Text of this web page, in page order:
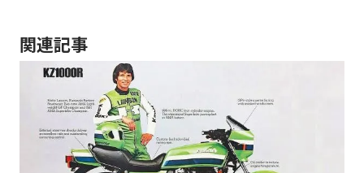
関連記事